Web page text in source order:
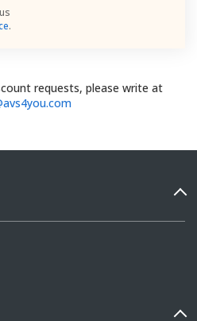
.
requests, please write at